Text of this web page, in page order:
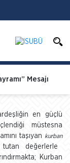
Mesajı
en güçlü
müstesna
taşıyan kurban
değerlerle
Kurban